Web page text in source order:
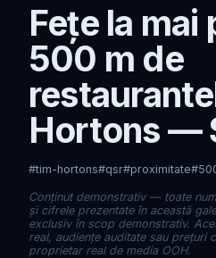
Fețe la mai
500 m de
Hortons —
#tim-hortons#qsr#proximitate
Conținut demonstrativ — toate
și cifrele prezentate în această
exclusiv în scop demonstrativ.
real, audiențe auditate sau prețuri
proprietar real de media OOH.